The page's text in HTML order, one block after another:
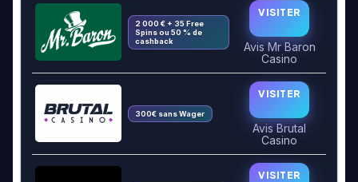
2 000 € + 35 Free
Spins ou 50 % de
cashback
VISITER
Avis Mr Baron
Casino
300€ sans Wager
VISITER
Avis Brutal
Casino
VISITER